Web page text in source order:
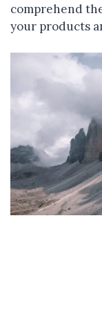
comprehend
your products